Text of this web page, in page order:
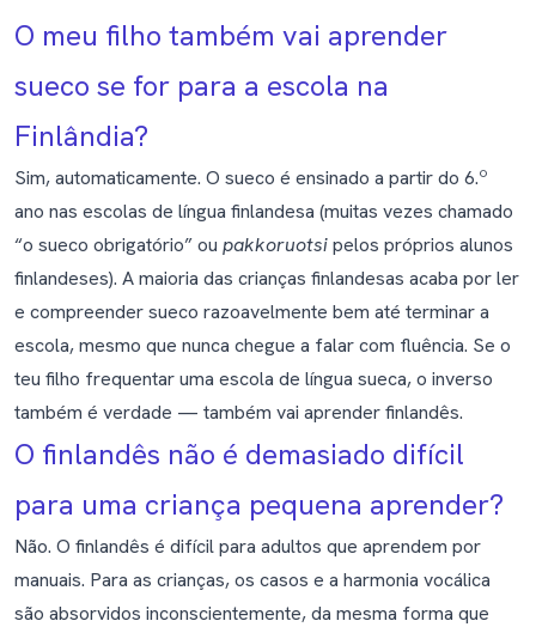
O meu filho também vai aprender
sueco se for para a escola na
Finlândia?
Sim, automaticamente. O sueco é ensinado a partir do 6.º
ano nas escolas de língua finlandesa (muitas vezes chamado
“o sueco obrigatório” ou pakkoruotsipelos próprios alunos
finlandeses). A maioria das crianças finlandesas acaba por ler
e compreender sueco razoavelmente bem até terminar a
escola, mesmo que nunca chegue a falar com fluência. Se o
teu filho frequentar uma escola de língua sueca, o inverso
também é verdade — também vai aprender finlandês.
O finlandês não é demasiado difícil
para uma criança pequena aprender?
Não. O finlandês é difícil para adultos que aprendem por
manuais. Para as crianças, os casos e a harmonia vocálica
são absorvidos inconscientemente, da mesma forma que